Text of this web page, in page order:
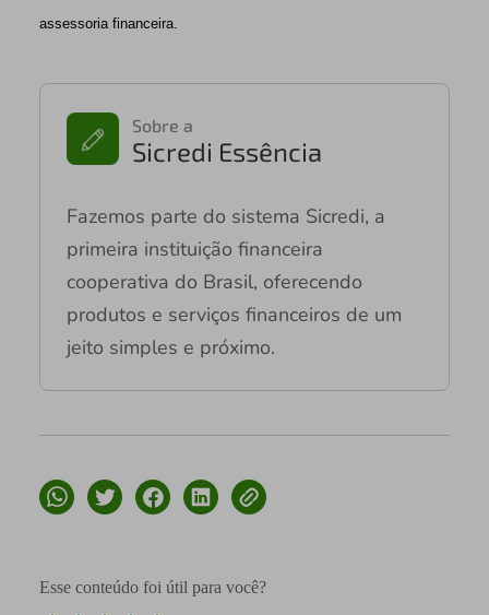
assessoria financeira.
Sobre a
Sicredi Essência
Fazemos parte do sistema Sicredi, a
primeira instituição financeira
cooperativa do Brasil, oferecendo
produtos e serviços financeiros de um
jeito simples e próximo.
Esse conteúdo foi útil para você?